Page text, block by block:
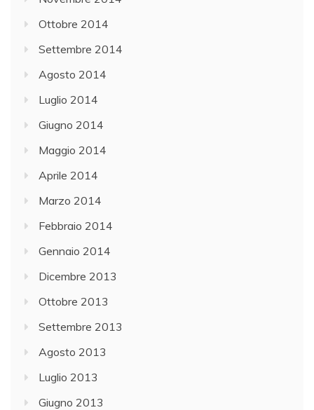
Ottobre 2014
Settembre 2014
Agosto 2014
Luglio 2014
Giugno 2014
Maggio 2014
Aprile 2014
Marzo 2014
Febbraio 2014
Gennaio 2014
Dicembre 2013
Ottobre 2013
Settembre 2013
Agosto 2013
Luglio 2013
Giugno 2013